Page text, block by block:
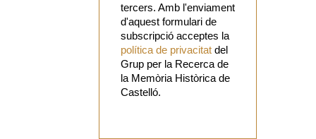
tercers. Amb l'enviament
d'aquest formulari de
subscripció acceptes la
política de privacitat del
Grup per la Recerca de
la Memòria Històrica de
Castelló.